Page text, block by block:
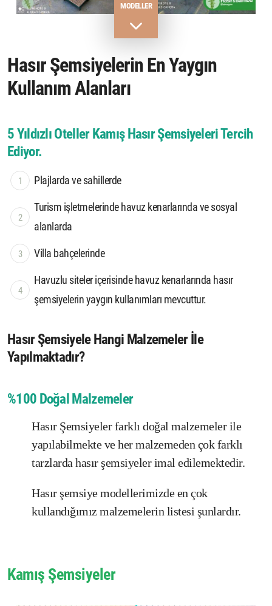
MODELLER
Hasır ŞemsiyelerinEn Yaygın
Kullanım Alanları
5 Yıldızlı Oteller KamışHasır ŞemsiyeleriTercih
Ediyor.
Plajlarda ve sahillerde
Turism işletmelerinde havuz kenarlarında ve sosyal
alanlarda
Villa bahçelerinde
Havuzlu siteler içerisinde havuz kenarlarında hasır
şemsiyelerin yaygın kullanımları mevcuttur.
Hasır ŞemsiyeleHangi Malzemeler İle
Yapılmaktadır?
%100 Doğal Malzemeler
Hasır Şemsiyeler farklı doğal malzemeler ile
yapılabilmekte ve her malzemeden çok farklı
tarzlarda hasır şemsiyeler imal edilemektedir.
Hasır şemsiye modellerimizde en çok
kullandığımız malzemelerin listesi şunlardır.
Kamış Şemsiyeler